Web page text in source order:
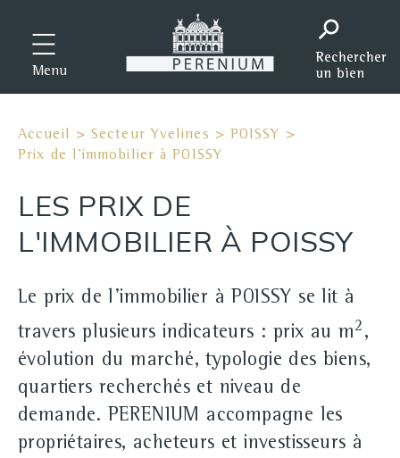
Menu
Accueil >Secteur Yvelines > POISSY >
Prix de l'immobilier à POISSY
LES PRIX DE
L'IMMOBILIER À POISSY
Le prix de l'immobilier à POISSY se lit à
travers plusieurs indicateurs : prix au m2 ,
évolution du marché, typologie des biens,
quartiers recherchés et niveau de
demande. PERENIUM accompagne les
propriétaires, acheteurs et investisseurs à